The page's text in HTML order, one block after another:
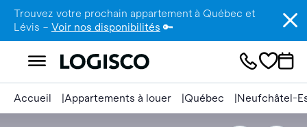
Trouvez votre prochain appartement à Québec et
Lévis – Voir nos disponibilités 🔑
Accueil Appartements à louer Québec Neufchâtel-